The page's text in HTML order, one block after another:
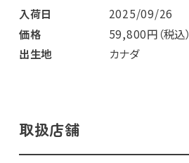
入荷日
2025/09/26
価格
59,800円（税込）
出生地
カナダ
取扱店舗